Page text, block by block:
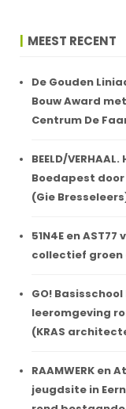
MEEST RECENT
De Gouden
Bouw Award
Centrum De
BEELD/
Boedapest
(Gie
51N4E en
collectief groen
GO!
leeromgeving
(KRAS
RAAMWERK en
jeugdsite in